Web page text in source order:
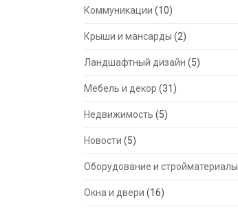
Коммуникации (10)
Крыши и мансарды (2)
Ландшафтный дизайн (5)
Мебель и декор (31)
Недвижимость (5)
Новости (5)
Оборудование и стройматериалы
Окна и двери (16)